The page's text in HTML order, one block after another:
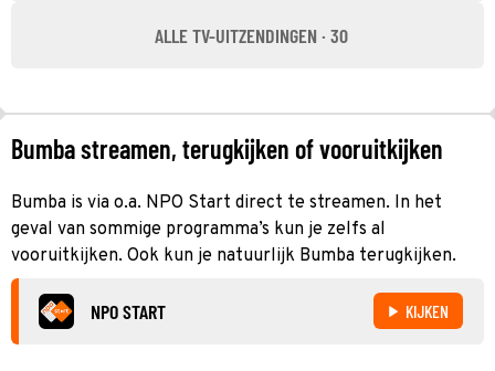
ALLE TV-UITZENDINGEN · 30
Bumba streamen, terugkijken of vooruitkijken
Bumba is via o.a. NPO Start direct te streamen. In het
geval van sommige programma’s kun je zelfs al
vooruitkijken. Ook kun je natuurlijk Bumba terugkijken.
NPO START KIJKEN